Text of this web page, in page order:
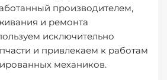
производителем,
и ремонта
исключительно
и привлекаем к работам
механиков.